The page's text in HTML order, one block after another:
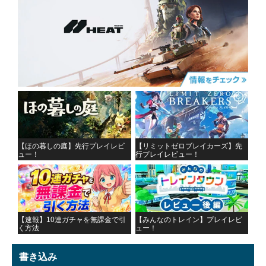
【ほの暮しの庭】先行プレイレビ
ュー！
【リミットゼロブレイカーズ】先
行プレイレビュー！
【速報】10連ガチャを無課金で引
く方法
【みんなのトレイン】プレイレビ
ュー！
書き込み